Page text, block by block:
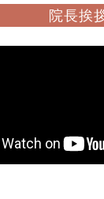
院長挨